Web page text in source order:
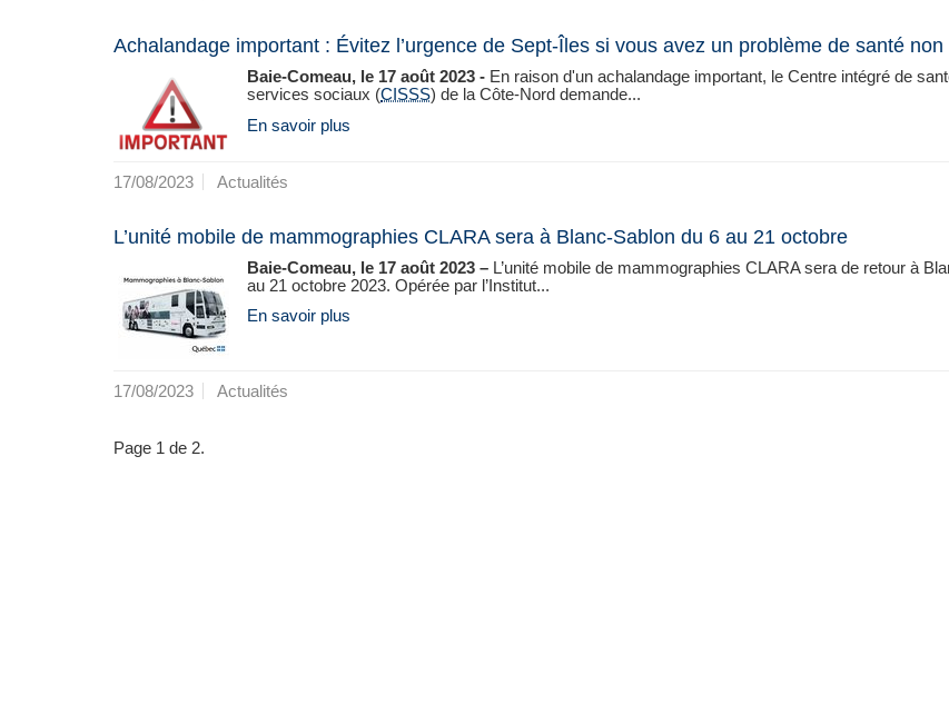
Achalandage important : Évitez l’urgence de Sept-Îles si vous avez un problème de santé non
Baie-Comeau, le 17 août 2023 - En raison d'un achalandage important, le Centre intégré de
services sociaux (CISSS) de la Côte-Nord demande...
En savoir plus
17/08/2023 Actualités
L’unité mobile de mammographies CLARA sera à Blanc-Sablon du 6 au 21 octobre
Baie-Comeau, le 17 août 2023 – L’unité mobile de mammographies CLARA sera de retour à
au 21 octobre 2023. Opérée par l’Institut...
En savoir plus
17/08/2023 Actualités
Page 1 de 2.